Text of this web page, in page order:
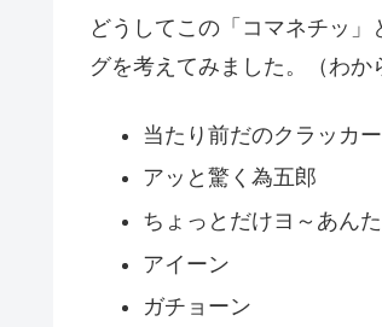
どうしてこの「コマネチッ
グを考えてみました。（わか
当たり前だのクラッカー
アッと驚く為五郎
ちょっとだけヨ～あん
アイーン
ガチョーン